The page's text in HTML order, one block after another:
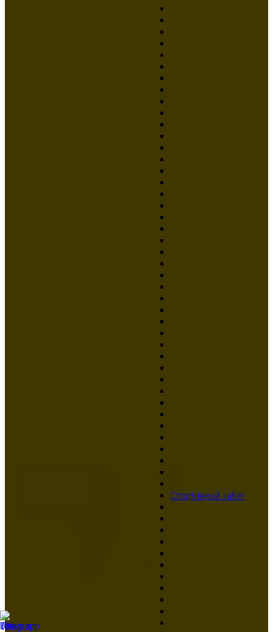
Спортивный забег